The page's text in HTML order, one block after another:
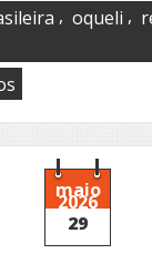
, oqueli ,
Guarda-
Vidas
maio
2026
29